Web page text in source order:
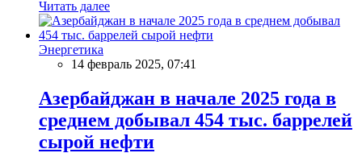
Читать далее
Энергетика
14 февраль 2025, 07:41
Азербайджан в начале 2025 года в
среднем добывал 454 тыс. баррелей
сырой нефти